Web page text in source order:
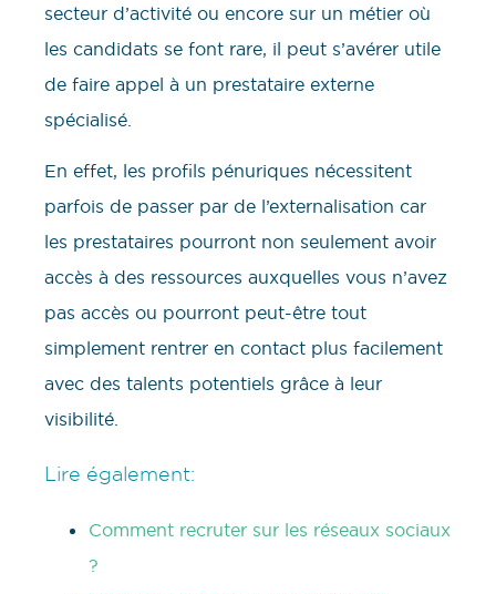
secteur d’activité ou encore sur un métier où
les candidats se font rare, il peut s’avérer utile
de faire appel à un prestataire externe
spécialisé.
En effet, les profils pénuriques nécessitent
parfois de passer par de l’externalisation car
les prestataires pourront non seulement avoir
accès à des ressources auxquelles vous n’avez
pas accès ou pourront peut-être tout
simplement rentrer en contact plus facilement
avec des talents potentiels grâce à leur
visibilité.
Lire également:
Comment recruter sur les réseaux sociaux
?